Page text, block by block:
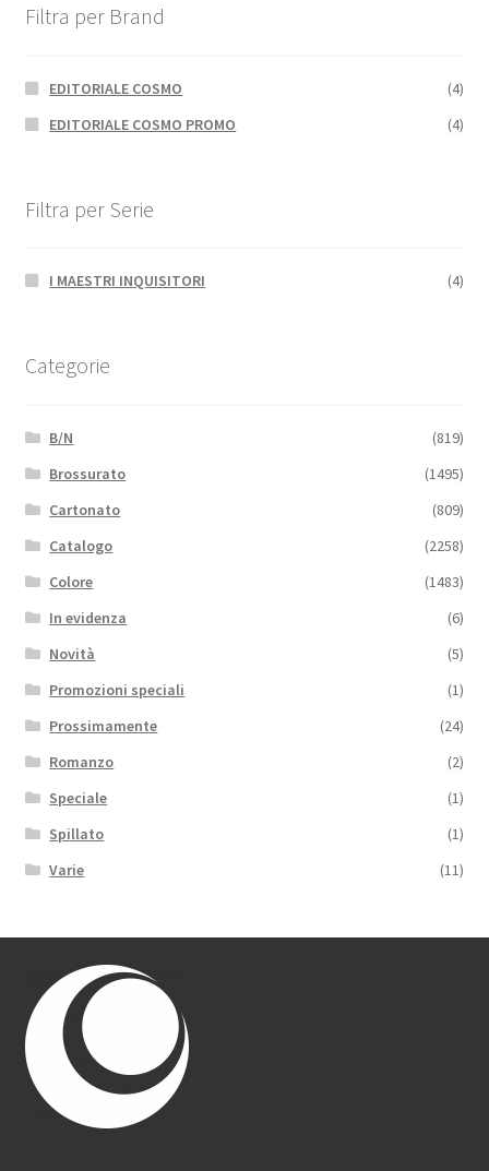
Filtra per Brand
EDITORIALE COSMO
(4)
EDITORIALE COSMO PROMO
(4)
Filtra per Serie
I MAESTRI INQUISITORI (4)
Categorie
B/N
(819)
Brossurato
(1495)
Cartonato
(809)
Catalogo
(2258)
Colore
(1483)
In evidenza
(6)
Novità
(5)
Promozioni speciali
(1)
Prossimamente
(24)
Romanzo
(2)
Speciale
(1)
Spillato
(1)
Varie
(11)